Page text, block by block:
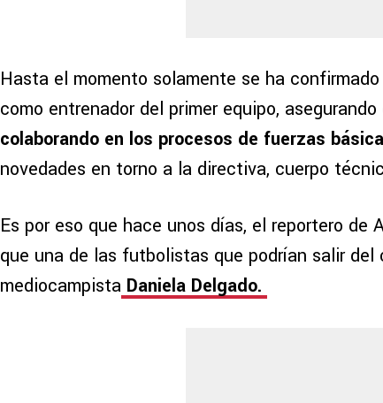
Hasta el momento solamente se ha
como entrenador del primer equipo, asegurando
colaborando en los procesos de fuerzas
novedades en torno a la directiva, cuerpo
Es por eso que hace unos días, el reportero de
que una de las futbolistas que podrían salir del
mediocampista Daniela Delgado.